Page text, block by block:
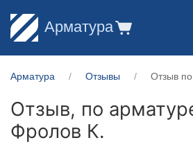
Арматура
Арматура Отзывы Отзыв
Отзыв, по
Фролов К.